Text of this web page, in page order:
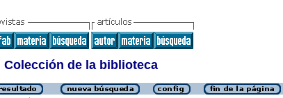
Colección de la biblioteca